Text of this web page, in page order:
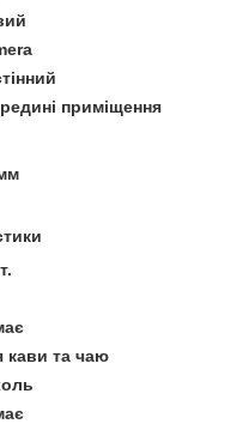
приміщення
кави та чаю